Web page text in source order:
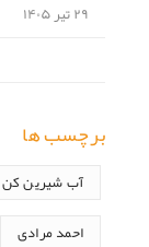
۲۹ تیر ۱۴۰۵
برچسب ها
آب شیرین کن
احمد مرادی